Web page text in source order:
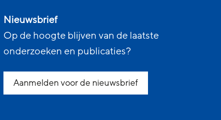
Nieuwsbrief
Op de hoogte blijven van de laatste
onderzoeken en publicaties?
Aanmelden voor de nieuwsbrief